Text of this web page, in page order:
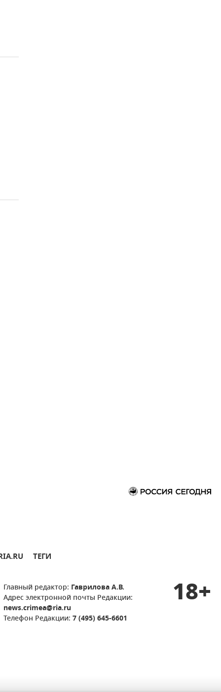
ТЕГИ
Главный редактор: Гаврилова А.В.
Адрес электронной почты Редакции:
news.crimea@ria.ru
Телефон Редакции: 7 (495) 645-6601
18+